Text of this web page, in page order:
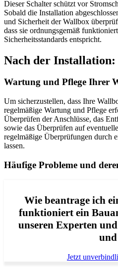
Dieser Schalter schützt vor
Sobald die Installation
und Sicherheit der Wallbox
dass sie ordnungsgemäß
Sicherheitsstandards entspricht.
Nach der Installation:
Wartung und Pflege Ihrer
Um sicherzustellen, dass Ihre
regelmäßige Wartung und Pflege
Überprüfen der Anschlüsse, das
sowie das Überprüfen auf
regelmäßige Überprüfungen durch
lassen.
Häufige Probleme und
Wie beantrage ich
funktioniert ein
unseren Experten
Jetzt